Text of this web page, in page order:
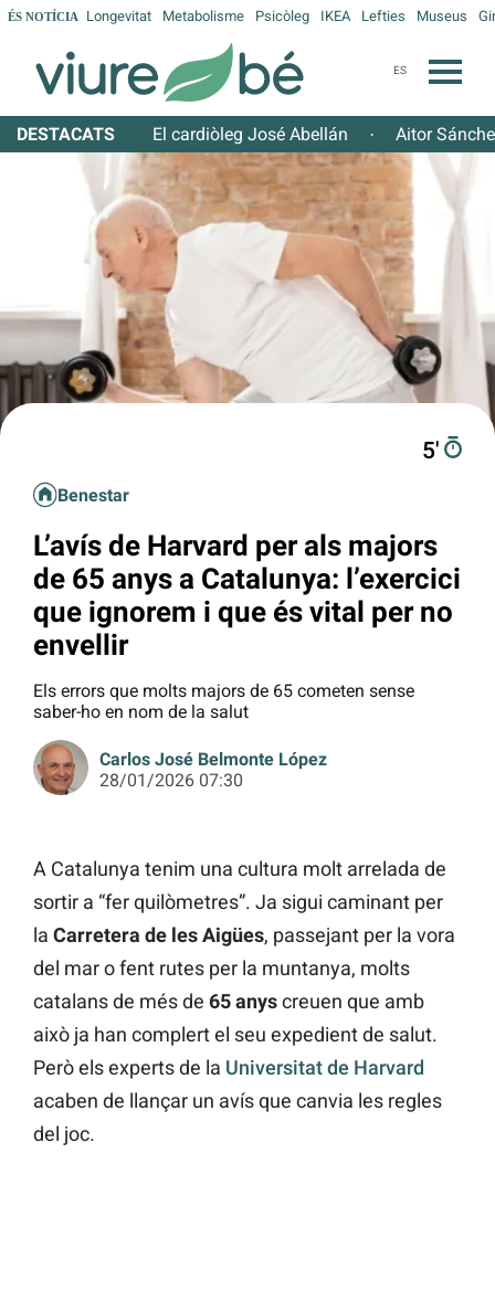
ÉS NOTÍCIA Longevitat Metabolisme Psicòleg IKEA Lefties Museus
ES
DESTACATS El cardiòleg José Abellán · Aitor
5′
Benestar
L’avís de Harvard per als majors
de 65 anys a Catalunya: l’exercici
que ignorem i que és vital per no
envellir
Els errors que molts majors de 65 cometen sense
saber-ho en nom de la salut
Carlos José Belmonte López
28/01/2026 07:30
A Catalunya tenim una cultura molt arrelada de
sortir a “fer quilòmetres”. Ja sigui caminant per
la Carretera de les Aigües, passejant per la vora
del mar o fent rutes per la muntanya, molts
catalans de més de 65 anyscreuen que amb
això ja han complert el seu expedient de salut.
Però els experts de la Universitat de Harvard
acaben de llançar un avís que canvia les regles
del joc.